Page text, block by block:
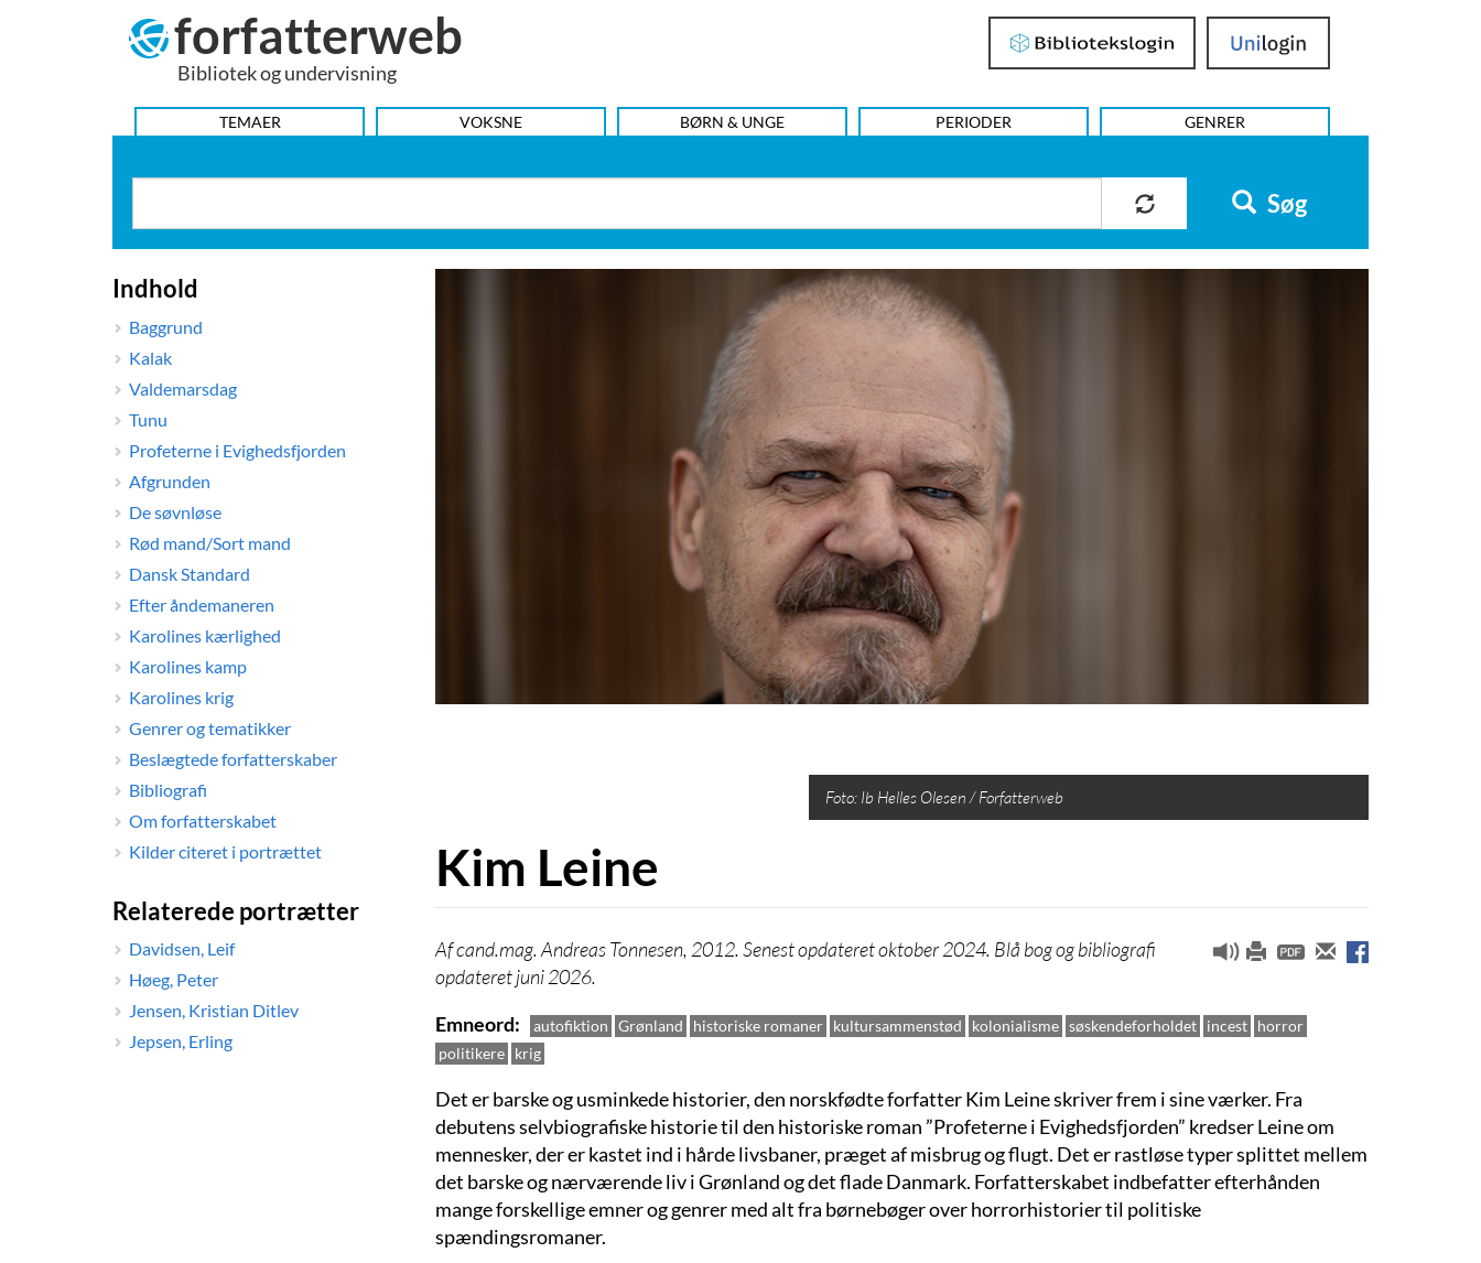
forfatterweb
Bibliotek og undervisning
Bibliotekslogin UniLogin
HOVEDMENU
TEMAER VOKSNE BØRN & UNGE PERIODER GENRER
Søg
Indhold
Baggrund
Kalak
Valdemarsdag
Tunu
Profeterne i Evighedsfjorden
Afgrunden
De søvnløse
Rød mand/Sort mand
Dansk Standard
Efter åndemaneren
Karolines kærlighed
Karolines kamp
Karolines krig
Genrer og tematikker
Beslægtede forfatterskaber
Bibliografi
Om forfatterskabet
Kilder citeret i portrættet
Relaterede portrætter
Davidsen, Leif
Høeg, Peter
Jensen, Kristian Ditlev
Jepsen, Erling
Foto: Ib Helles Olesen / Forfatterweb
Kim Leine
cand.mag. Andreas Tonnesen, 2012. Senest opdateret oktober 2024. Blå bog og bibliografi
opdateret juni 2026.
Emneord
autofiktion Grønland historiske romaner kultursammenstød kolonialisme søskendeforholdet incest
horror
politikere
krig
Det er barske og usminkede historier, den norskfødte forfatter Kim Leine skriver frem i sine værker. Fra
debutens selvbiografiske historie til den historiske roman ”Profeterne i Evighedsfjorden” kredser Leine om
mennesker, der er kastet ind i hårde livsbaner, præget af misbrug og flugt. Det er rastløse typer splittet mellem
det barske og nærværende liv i Grønland og det flade Danmark. Forfatterskabet indbefatter efterhånden
mange forskellige emner og genrer med alt fra børnebøger over horrorhistorier til politiske
spændingsromaner.